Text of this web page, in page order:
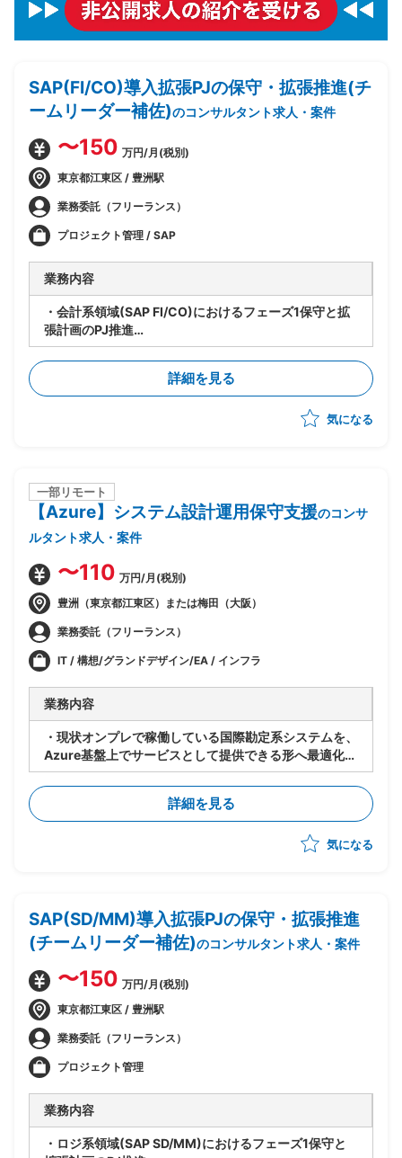
SAP(FI/CO)導入拡張PJの保守・拡張推進(チ
ームリーダー補佐)のコンサルタント求人・案件
〜150 万円/月(税別)
東京都江東区 / 豊洲駅
業務委託（フリーランス）
プロジェクト管理 / SAP
業務内容
・会計系領域(SAP FI/CO)におけるフェーズ1保守と拡
張計画のPJ推進
・要員管理、進捗管理、タスク管理を担当
・設計レビューの実施
・関係者調整(エンドユーザ・ベンダー・オフショア開
発メンバ間)
・ベンダー統制及びチームコミュニケーションの推進
詳細を見る
気になる
一部リモート
【Azure】システム設計運用保守支援のコンサ
ルタント求人・案件
〜110 万円/月(税別)
豊洲（東京都江東区）または梅田（大阪）
業務委託（フリーランス）
IT / 構想/グランドデザイン/EA / インフラ
業務内容
・現状オンプレで稼働している国際勘定系システムを、
Azure基盤上でサービスとして提供できる形へ最適化す
るPJ
・既存アーキテクチャ(Windows Server等)は維持しつ
つ、Azure基盤への移行・SaaS化を推進
・企画構想フェーズは完了済み、今後設計フェーズの予
作成・サービス設計を受けて、Azureでのシステム設計
~運用設計を実施
・サービス運用形態・リリース方式の検討、それらのド
キュメント化への落とし込みを担当
・アプリケーションチームとインフラチームの橋渡し役
として、インフラ標準化の方向性を協議・策定
・設計フェーズから参画し、そのまま運用・保守まで担
当予定(上流担当が抜けた後も長期的に残る前提)
詳細を見る
気になる
SAP(SD/MM)導入拡張PJの保守・拡張推進
(チームリーダー補佐)のコンサルタント求人・案件
〜150 万円/月(税別)
東京都江東区 / 豊洲駅
業務委託（フリーランス）
プロジェクト管理
業務内容
・ロジ系領域(SAP SD/MM)におけるフェーズ1保守と